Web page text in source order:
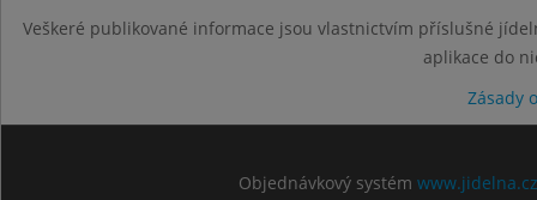
Veškeré publikované informace jsou vlastnictvím příslušné
aplikace do
Zásady
Objednávkový systém www.jidelna.cz